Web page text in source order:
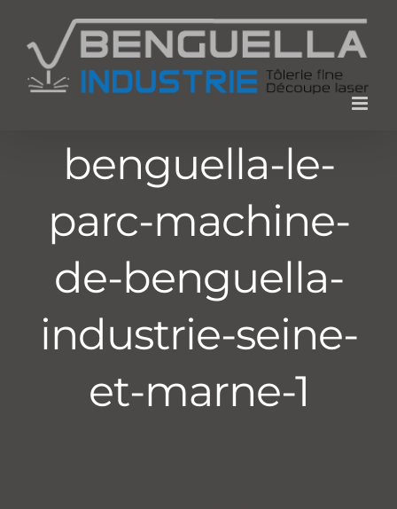
contenu
benguella-le-
parc-machine-
de-benguella-
industrie-seine-
et-marne-1